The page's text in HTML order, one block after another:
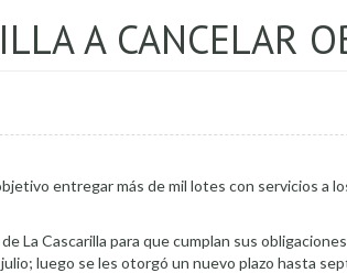
A CANCELAR
entregar más de mil lotes con servicios a
Cascarilla para que cumplan sus
luego se les otorgó un nuevo plazo hasta